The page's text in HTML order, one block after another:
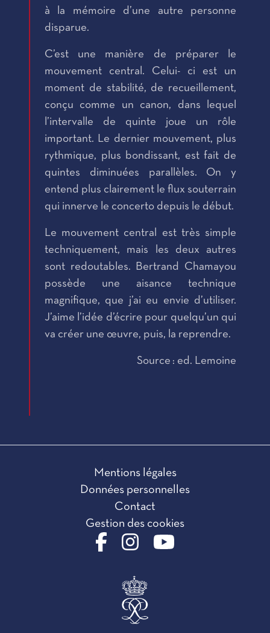
à la mémoire d’une autre personne
disparue.
C’est une manière de préparer le
mouvement central. Celui- ci est un
moment de stabilité, de recueillement,
conçu comme un canon, dans lequel
l’intervalle de quinte joue un rôle
important. Le dernier mouvement, plus
rythmique, plus bondissant, est fait de
quintes diminuées parallèles. On y
entend plus clairement le flux souterrain
qui innerve le concerto depuis le début.
Le mouvement central est très simple
techniquement, mais les deux autres
sont redoutables. Bertrand Chamayou
possède une aisance technique
magnifique, que j’ai eu envie d’utiliser.
J’aime l’idée d’écrire pour quelqu’un qui
va créer une œuvre, puis, la reprendre.
Source : ed. Lemoine
Mentions légales
Données personnelles
Contact
Gestion des cookies